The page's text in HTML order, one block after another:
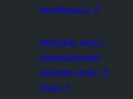
WordPress.tv ↗
Mitwirken (engl.)
Veranstaltungen
Spenden (engl.) ↗
Swag ↗